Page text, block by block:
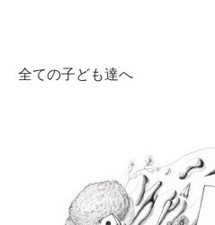
全ての子ども達へ